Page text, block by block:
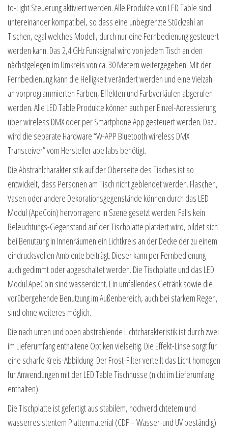
to-Light Steuerung aktiviert werden. Alle Produkte von LED Table sind
untereinander kompatibel, so dass eine unbegrenzte Stückzahl an
Tischen, egal welches Modell, durch nur eine Fernbedienung gesteuert
werden kann. Das 2,4 GHz Funksignal wird von jedem Tisch an den
nächstgelegen im Umkreis von ca. 30 Metern weitergegeben. Mit der
Fernbedienung kann die Helligkeit verändert werden und eine Vielzahl
an vorprogrammierten Farben, Effekten und Farbverläufen abgerufen
werden. Alle LED Table Produkte können auch per Einzel-Adressierung
über wireless DMX oder per Smartphone App gesteuert werden. Dazu
wird die separate Hardware “W-APP Bluetooth wireless DMX
Transceiver” vom Hersteller ape labs benötigt.
Die Abstrahlcharakteristik auf der Oberseite des Tisches ist so
entwickelt, dass Personen am Tisch nicht geblendet werden. Flaschen,
Vasen oder andere Dekorationsgegenstände können durch das LED
Modul (ApeCoin) hervorragend in Szene gesetzt werden. Falls kein
Beleuchtungs-Gegenstand auf der Tischplatte platziert wird, bildet sich
bei Benutzung in Innenräumen ein Lichtkreis an der Decke der zu einem
eindrucksvollen Ambiente beiträgt. Dieser kann per Fernbedienung
auch gedimmt oder abgeschaltet werden. Die Tischplatte und das LED
Modul ApeCoin sind wasserdicht. Ein umfallendes Getränk sowie die
vorübergehende Benutzung im Außenbereich, auch bei starkem Regen,
sind ohne weiteres möglich.
Die nach unten und oben abstrahlende Lichtcharakteristik ist durch zwei
im Lieferumfang enthaltene Optiken vielseitig. Die Effekt-Linse sorgt für
eine scharfe Kreis-Abbildung. Der Frost-Filter verteilt das Licht homogen
für Anwendungen mit der LED Table Tischhusse (nicht im Lieferumfang
enthalten).
Die Tischplatte ist gefertigt aus stabilem, hochverdichtetem und
wasserresistentem Plattenmaterial (CDF – Wasser-und UV beständig).